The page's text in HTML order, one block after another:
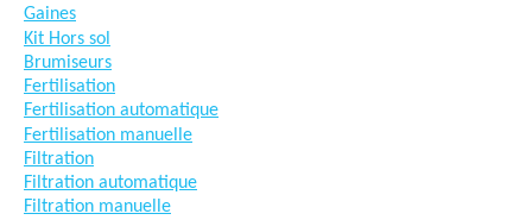
Gaines
Kit Hors sol
Brumiseurs
Fertilisation
Fertilisation automatique
Fertilisation manuelle
Filtration
Filtration automatique
Filtration manuelle